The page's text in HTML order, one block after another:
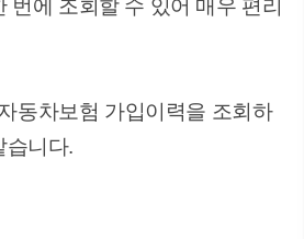
번에 조회할 수 있어 매우 편리
동차보험 가입이력을 조회하
습니다.